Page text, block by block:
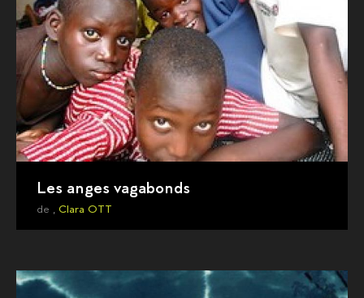
Les anges vagabonds
de , Clara OTT